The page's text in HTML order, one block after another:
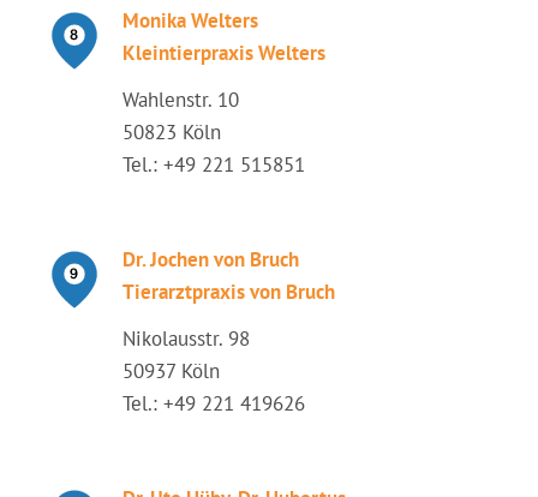
Monika Welters
Kleintierpraxis Welters
Wahlenstr. 10
50823 Köln
Tel.: +49 221 515851
Dr. Jochen von Bruch
Tierarztpraxis von Bruch
Nikolausstr. 98
50937 Köln
Tel.: +49 221 419626